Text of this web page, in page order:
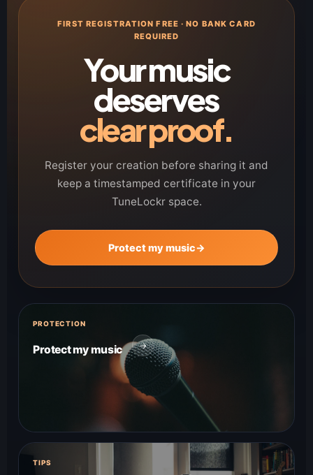
FIRST REGISTRATION FREE · NO BANK CARD
REQUIRED
Your music
deserves
clear proof.
Register your creation before sharing it and
keep a timestamped certificate in your
TuneLockr space.
Protect my music→
PROTECTION
Protect my music →
TIPS